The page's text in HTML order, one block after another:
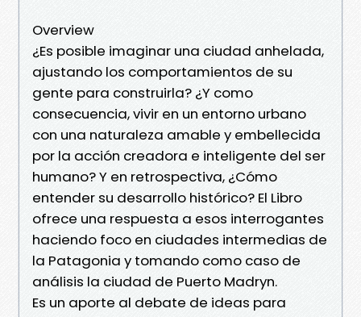
Overview
¿Es posible imaginar una ciudad anhelada,
ajustando los comportamientos de su
gente para construirla? ¿Y como
consecuencia, vivir en un entorno urbano
con una naturaleza amable y embellecida
por la acción creadora e inteligente del ser
humano? Y en retrospectiva, ¿Cómo
entender su desarrollo histórico? El Libro
ofrece una respuesta a esos interrogantes
haciendo foco en ciudades intermedias de
la Patagonia y tomando como caso de
análisis la ciudad de Puerto Madryn.
Es un aporte al debate de ideas para